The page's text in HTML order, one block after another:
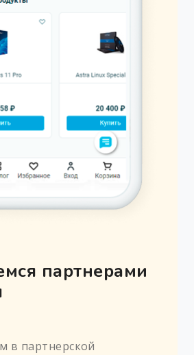
партнерами
в партнерской